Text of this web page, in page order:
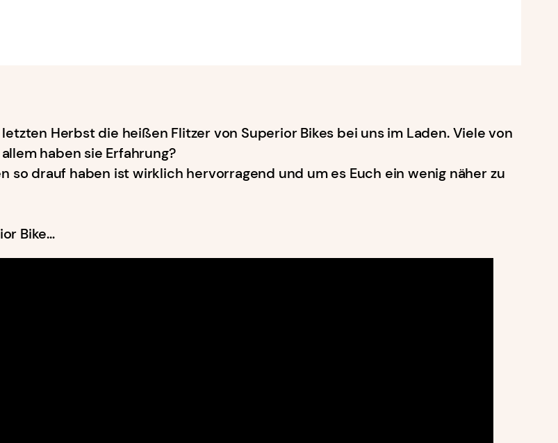
Herbst die heißen Flitzer von Superior Bikes bei uns im Laden. Viele von
haben sie Erfahrung?
so drauf haben ist wirklich hervorragend und um es Euch ein wenig näher zu
Bike…